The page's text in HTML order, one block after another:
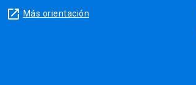
launch Más orientación